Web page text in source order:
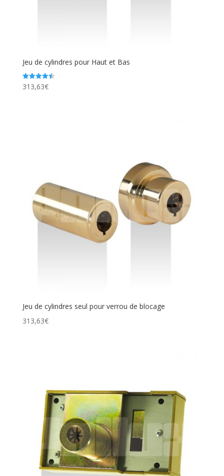
Jeu de cylindres pour Haut et Bas
Note
4.50
313,63€
Jeu de cylindres seul pour verrou de blocage
313,63€